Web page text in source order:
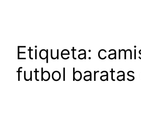
Etiqueta:
futbol baratas